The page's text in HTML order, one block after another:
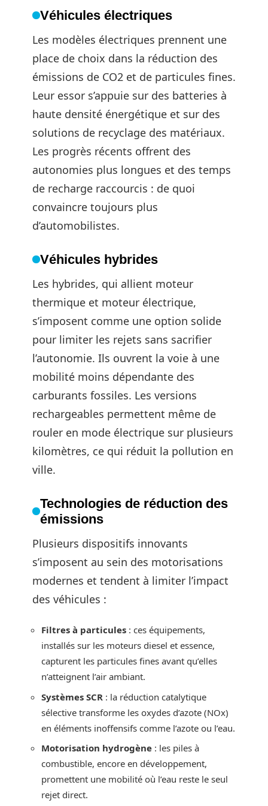
Véhicules électriques
Les modèles électriques prennent une
place de choix dans la réduction des
émissions de CO2 et de particules fines.
Leur essor s’appuie sur des batteries à
haute densité énergétique et sur des
solutions de recyclage des matériaux.
Les progrès récents offrent des
autonomies plus longues et des temps
de recharge raccourcis : de quoi
convaincre toujours plus
d’automobilistes.
Véhicules hybrides
Les hybrides, qui allient moteur
thermique et moteur électrique,
s’imposent comme une option solide
pour limiter les rejets sans sacrifier
l’autonomie. Ils ouvrent la voie à une
mobilité moins dépendante des
carburants fossiles. Les versions
rechargeables permettent même de
rouler en mode électrique sur plusieurs
kilomètres, ce qui réduit la pollution en
ville.
Technologies de réduction des
émissions
Plusieurs dispositifs innovants
s’imposent au sein des motorisations
modernes et tendent à limiter l’impact
des véhicules :
Filtres à particules : ces équipements,
installés sur les moteurs diesel et essence,
capturent les particules fines avant qu’elles
n’atteignent l’air ambiant.
Systèmes SCR : la réduction catalytique
sélective transforme les oxydes d’azote (NOx)
en éléments inoffensifs comme l’azote ou l’eau.
Motorisation hydrogène : les piles à
combustible, encore en développement,
promettent une mobilité où l’eau reste le seul
rejet direct.